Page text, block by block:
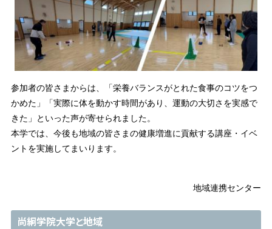
参加者の皆さまからは、「栄養バランスがとれた食事のコツをつ
かめた」「実際に体を動かす時間があり、運動の大切さを実感で
きた」といった声が寄せられました。
本学では、今後も地域の皆さまの健康増進に貢献する講座・イベ
ントを実施してまいります。
地域連携センター
尚絅学院大学と地域